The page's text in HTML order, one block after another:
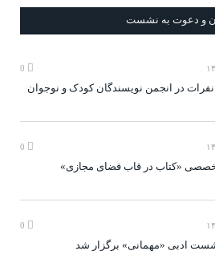
و دعوت به نشست
در انجمن نویسندگان کودک و نوجوان
«کتاب در قاب فضای مجازی»
ادبی «مهمانی» برگزار شد